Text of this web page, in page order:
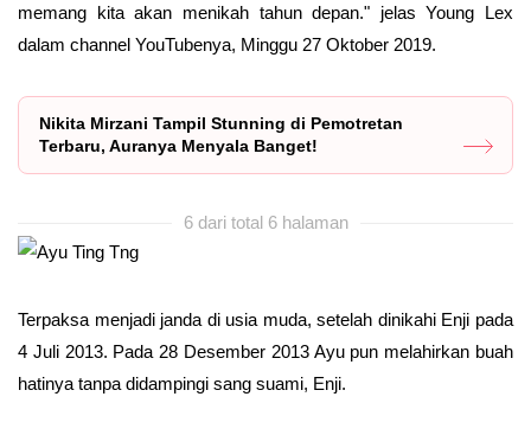
memang kita akan menikah tahun depan." jelas Young Lex
dalam channel YouTubenya, Minggu 27 Oktober 2019.
Nikita Mirzani Tampil Stunning di Pemotretan
Terbaru, Auranya Menyala Banget!
6 dari total 6 halaman
Terpaksa menjadi janda di usia muda, setelah dinikahi Enji pada
4 Juli 2013. Pada 28 Desember 2013 Ayu pun melahirkan buah
hatinya tanpa didampingi sang suami, Enji.